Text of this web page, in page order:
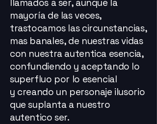
llamados a ser, aunque la
mayoría de las veces,
trastocamos las circunstancias,
mas banales, de nuestras vidas
con nuestra autentica esencia,
confundiendo y aceptando lo
superfluo por lo esencial
y creando un personaje ilusorio
que suplanta a nuestro
autentico ser.